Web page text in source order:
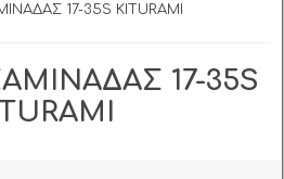
17-35S KITURAMI
17-35S